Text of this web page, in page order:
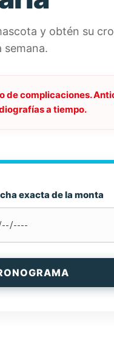
y obtén su
semana.
complicaciones.
a tiempo.
exacta de la monta